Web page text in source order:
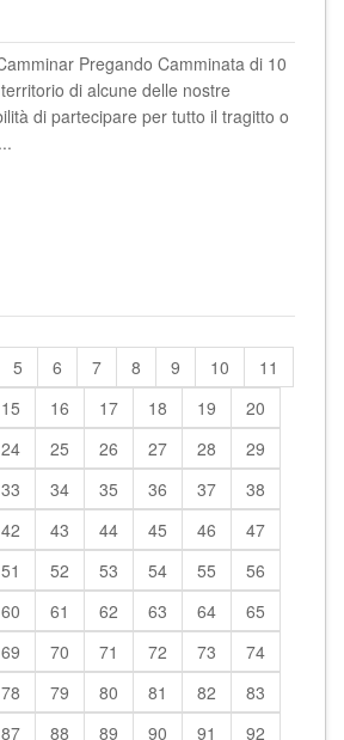
Pregando Camminata di 10
di alcune delle nostre
di partecipare per tutto il tragitto o
5 6 7 8 9 10
11
15 16 17 18 19
20
24 25 26 27 28
29
33 34 35 36 37
38
42 43 44 45 46
47
51 52 53 54 55
56
60 61 62 63 64
65
69 70 71 72 73
74
78 79 80 81 82
83
87 88 89 90 91 92